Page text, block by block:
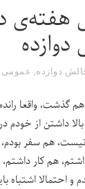
هفته‌ی
دوازده, عمومی
گذشت، واقعا
بالا داشتن از خودم
هم سفر بودم،
هم کار
احتمالا اشتباه